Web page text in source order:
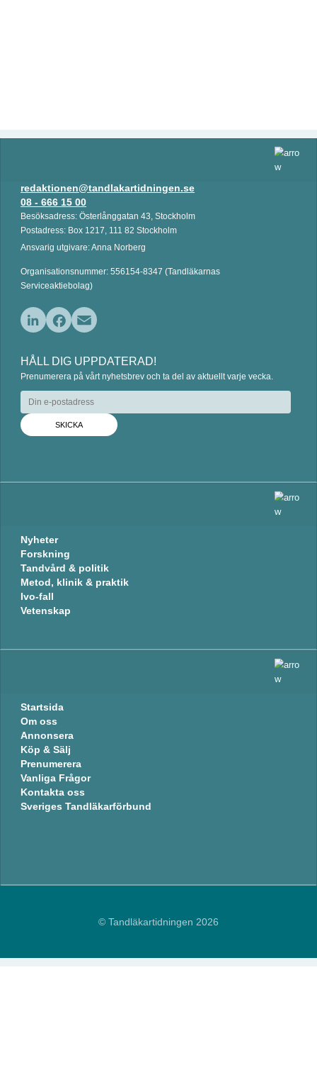
redaktionen@tandlakartidningen.se
08 - 666 15 00
Besöksadress: Österlånggatan 43, Stockholm
Postadress: Box 1217, 111 82 Stockholm
Ansvarig utgivare: Anna Norberg
Organisationsnummer: 556154-8347 (Tandläkarnas
Serviceaktiebolag)
n
k
n
c
e
o
o
k
a
i
HÅLL DIG UPPDATERAD!
Prenumerera på vårt nyhetsbrev och ta del av aktuellt varje vecka.
Nyheter
Forskning
Tandvård & politik
Metod, klinik & praktik
Ivo-fall
Vetenskap
Startsida
Om oss
Annonsera
Köp & Sälj
Prenumerera
Vanliga Frågor
Kontakta oss
Sveriges Tandläkarförbund
© Tandläkartidningen 2026